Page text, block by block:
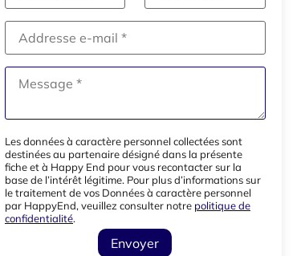
Les données à caractère personnel collectées sont
destinées au partenaire désigné dans la présente
fiche et à Happy End pour vous recontacter sur la
base de l’intérêt légitime. Pour plus d’informations sur
le traitement de vos Données à caractère personnel
par HappyEnd, veuillez consulter notre politique de
confidentialité.
Envoyer